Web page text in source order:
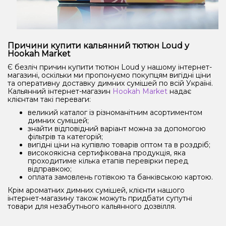
Причини купити кальянний тютюн Loud у
Hookah Market
Є безліч причин купити тютюн Loud у нашому інтернет-
магазині, оскільки ми пропонуємо покупцям вигідні ціни
та оперативну доставку димних сумішей по всій Україні.
Кальянний інтернет-магазин Hookah Market надає
клієнтам такі переваги:
великий каталог із різноманітним асортиментом
димних сумішей;
знайти відповідний варіант можна за допомогою
фільтрів та категорій;
вигідні ціни на купівлю товарів оптом та в роздріб;
високоякісна сертифікована продукція, яка
проходитиме кілька етапів перевірки перед
відправкою;
оплата замовлень готівкою та банківською картою.
Крім ароматних димних сумішей, клієнти нашого
інтернет-магазину також можуть придбати супутні
товари для незабутнього кальянного дозвілля.